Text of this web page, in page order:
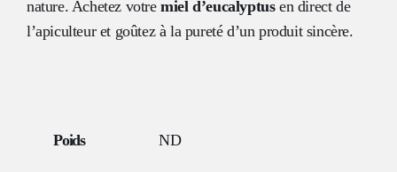
nature. Achetez votremiel d’eucalyptusen direct de
l’apiculteur et goûtez à la pureté d’un produit sincère.
Poids ND